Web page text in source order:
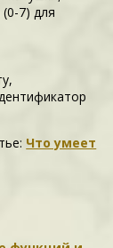
7) для
Что умеет